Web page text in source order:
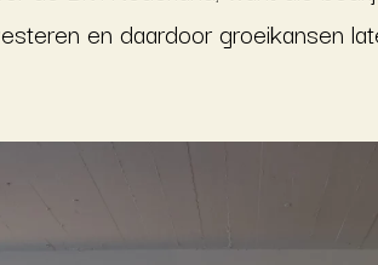
en daardoor groeikansen